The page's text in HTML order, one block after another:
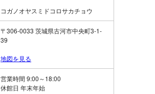
コガノオヤスミドコロサカチョウ
〒306-0033 茨城県古河市中央町3-1-
39
地図を見る
営業時間 9:00～18:00
休館日 年末年始